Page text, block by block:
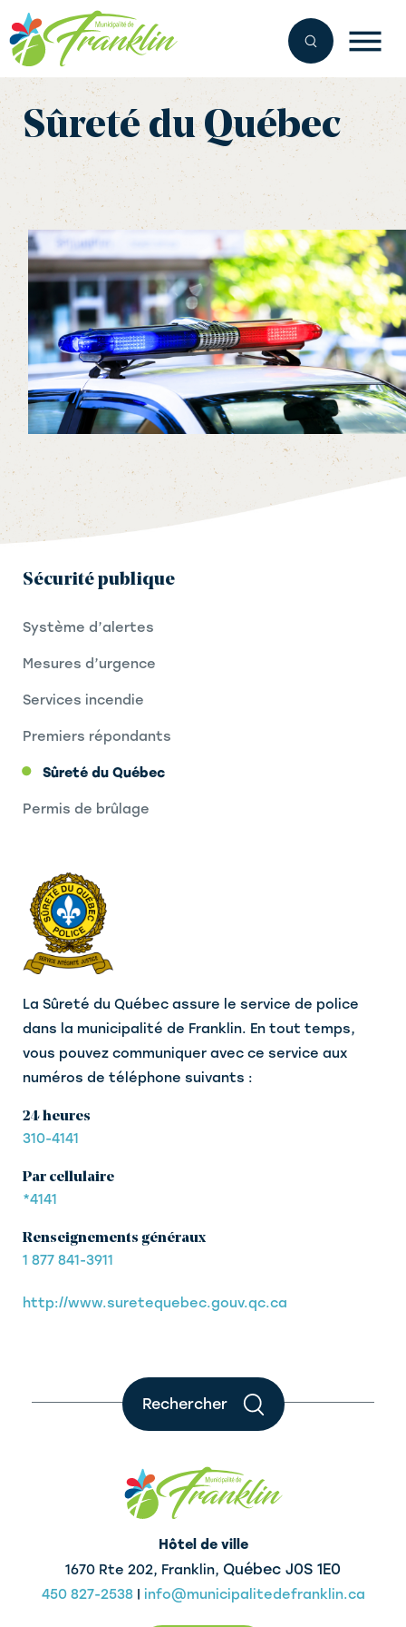
Aller
au
contenu
Sûreté du Québec
La Sûreté du Québec assure le service de police
dans la municipalité de Franklin. En tout temps,
vous pouvez communiquer avec ce service aux
numéros de téléphone suivants :
24 heures
310-4141
Par cellulaire
*4141
Renseignements généraux
1 877 841-3911
http://www.suretequebec.gouv.qc.ca
Sécurité publique
Système d’alertes
Mesures d’urgence
Services incendie
Premiers répondants
Sûreté du Québec
Permis de brûlage
Rechercher
Hôtel de ville
1670 Rte 202, Franklin, Québec J0S 1E0
450 827-2538| info@municipalitedefranklin.ca